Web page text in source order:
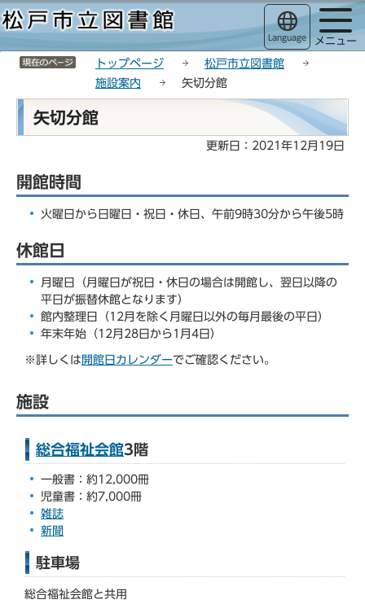
こ
の
サ
イ
このページの本文へ移動
Language メニュー
サイトメニューここまで
トップページ
松戸市立図書館
施設案内
矢切分館
本
か
ら
矢切分館
更新日：2021年12月19日
開館時間
火曜日から日曜日・祝日・休日、午前9時30分から午後5時
休館日
月曜日（月曜日が祝日・休日の場合は開館し、翌日以降の
平日が振替休館となります）
館内整理日（12月を除く月曜日以外の毎月最後の平日）
年末年始（12月28日から1月4日）
※詳しくは 開館日カレンダーでご確認ください。
施設
総合福祉会館3階
一般書：約12,000冊
児童書：約7,000冊
雑誌
新聞
駐車場
総合福祉会館と共用